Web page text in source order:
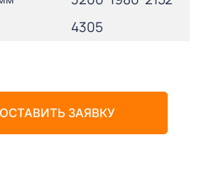
4305
ОСТАВИТЬ ЗАЯВКУ